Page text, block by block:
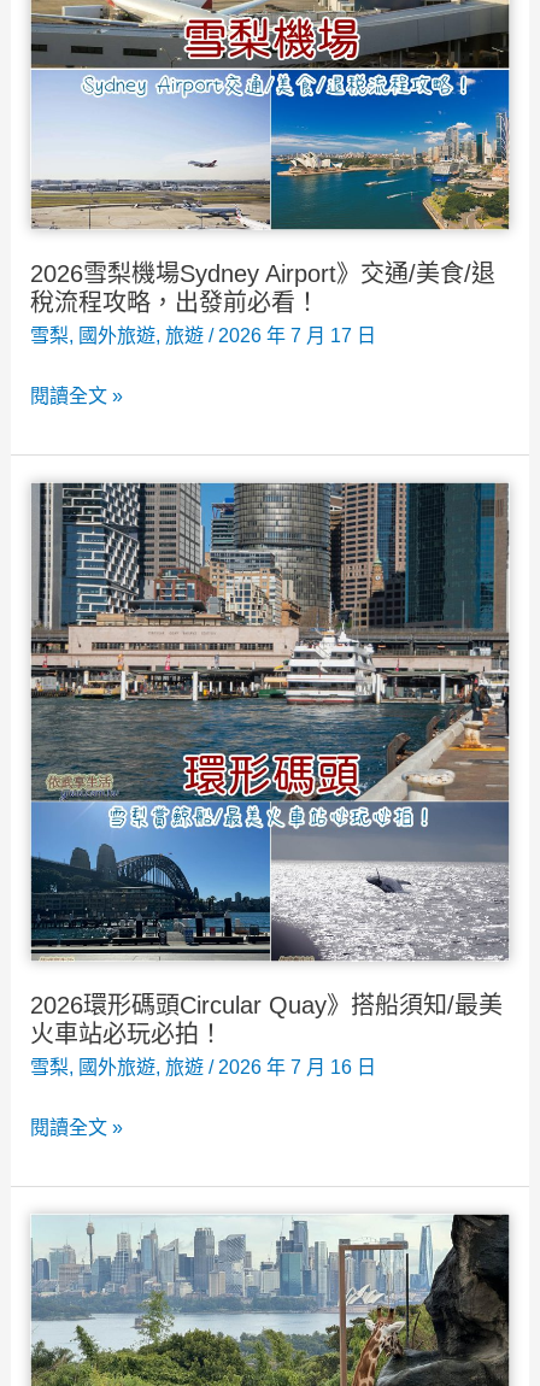
交
通
這
篇！
2026雪梨機場Sydney Airport》交通/美食/退
稅流程攻略，出發前必看！
雪梨, 國外旅遊, 旅遊/ 2026 年 7 月 17 日
2026
機
場
Sydney
Airport》
交
通/
美
食/
退
流
程
攻
略，
發
前
看！
閱讀全文 »
2026環形碼頭Circular Quay》搭船須知/最美
火車站必玩必拍！
雪梨, 國外旅遊, 旅遊/ 2026 年 7 月 16 日
2026
頭
Circular
Quay》
搭
閱讀全文 »